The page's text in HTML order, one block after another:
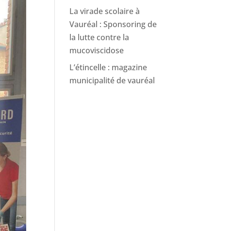
La virade scolaire à
Vauréal : Sponsoring de
la lutte contre la
mucoviscidose
L’étincelle : magazine
municipalité de vauréal